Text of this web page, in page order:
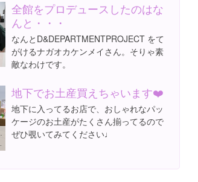
全館をプロデュースしたのはな
んと・・・
なんとD&DEPARTMENTPROJECT をて
がけるナガオカケンメイさん。そりゃ素
敵なわけです。
ーキの下見を ...
地下でお土産買えちゃいます❤️
地下に入ってるお店で、おしゃれなパッ
ケージのお土産がたくさん揃ってるので
ぜひ覗いてみてください♩